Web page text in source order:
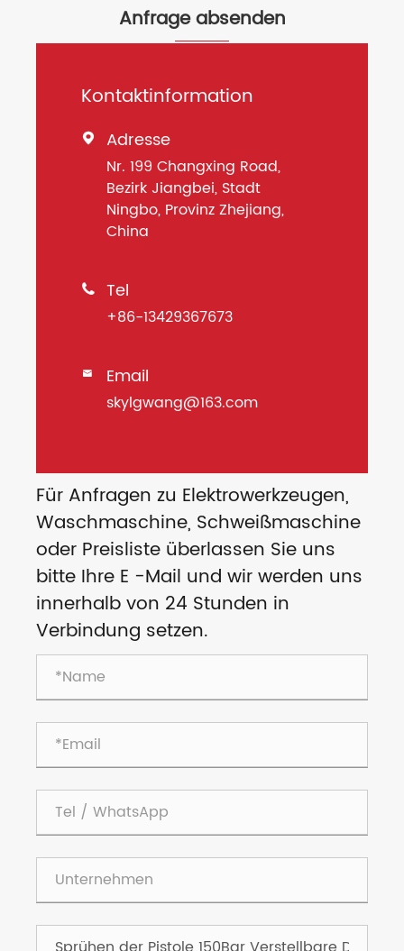
Anfrage absenden
Kontaktinformation
 Adresse
Nr. 199 Changxing Road,
Bezirk Jiangbei, Stadt
Ningbo, Provinz Zhejiang,
China
 Tel
+86-13429367673
 Email
skylgwang@163.com
Für Anfragen zu Elektrowerkzeugen,
Waschmaschine, Schweißmaschine
oder Preisliste überlassen Sie uns
bitte Ihre E -Mail und wir werden uns
innerhalb von 24 Stunden in
Verbindung setzen.